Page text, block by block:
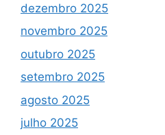
dezembro 2025
novembro 2025
outubro 2025
setembro 2025
agosto 2025
julho 2025